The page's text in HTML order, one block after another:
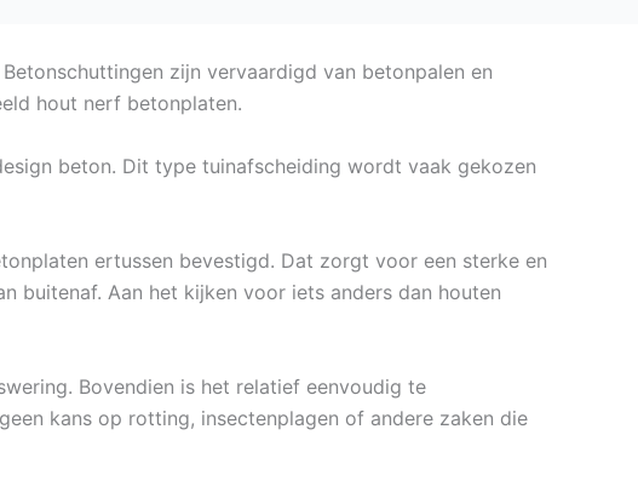
zijn vervaardigd van betonpalen en
hout nerf betonplaten.
beton. Dit type tuinafscheiding wordt vaak gekozen
ertussen bevestigd. Dat zorgt voor een sterke en
buitenaf. Aan het kijken voor iets anders dan houten
Bovendien is het relatief eenvoudig te
kans op rotting, insectenplagen of andere zaken die